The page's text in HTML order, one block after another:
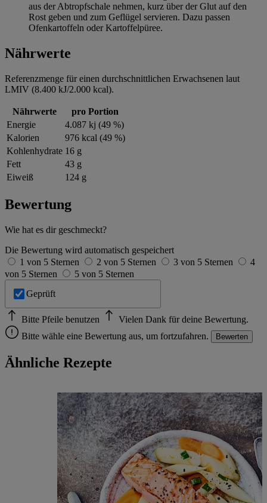
aus der Abtropfschale nehmen, kurz über der Glut auf den
Rost geben und zum Geflügel servieren. Dazu passen
Ofenkartoffeln oder Kartoffelpüree.
Nährwerte
Referenzmenge für einen durchschnittlichen Erwachsenen laut
LMIV (8.400 kJ/2.000 kcal).
Nährwerte
pro Portion
Energie
4.087 kj (49 %)
Kalorien
976 kcal (49 %)
Kohlenhydrate 16 g
Fett
43 g
Eiweiß
124 g
Bewertung
Wie hat es dir geschmeckt?
Die Bewertung wird automatisch gespeichert
1 von 5 Sternen
2 von 5 Sternen 3 von 5 Sternen
4
von 5 Sternen
5 von 5 Sternen
Geprüft
Bitte Pfeile benutzen
Vielen Dank für deine Bewertung.
Bitte wähle eine Bewertung aus, um fortzufahren.
Bewerten
Ähnliche Rezepte